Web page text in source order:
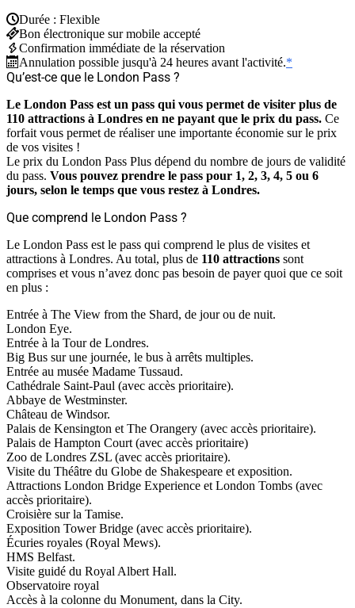
Durée : Flexible
Bon électronique sur mobile accepté
Confirmation immédiate de la réservation
Annulation possible jusqu'à 24 heures avant l'activité.*
Qu’est-ce que le London Pass ?
Le London Pass est un pass qui vous permet de visiter plus de
110 attractions à Londres en ne payant que le prix du pass. Ce
forfait vous permet de réaliser une importante économie sur le prix
de vos visites !
Le prix du London Pass Plus dépend du nombre de jours de validité
du pass. Vous pouvez prendre le pass pour 1, 2, 3, 4, 5 ou 6
jours, selon le temps que vous restez à Londres.
Que comprend le London Pass ?
Le London Pass est le pass qui comprend le plus de visites et
attractions à Londres. Au total, plus de 110 attractions sont
comprises et vous n’avez donc pas besoin de payer quoi que ce soit
en plus :
Entrée à The View from the Shard, de jour ou de nuit.
London Eye.
Entrée à la Tour de Londres.
Big Bus sur une journée, le bus à arrêts multiples.
Entrée au musée Madame Tussaud.
Cathédrale Saint-Paul (avec accès prioritaire).
Abbaye de Westminster.
Château de Windsor.
Palais de Kensington et The Orangery (avec accès prioritaire).
Palais de Hampton Court (avec accès prioritaire)
Zoo de Londres ZSL (avec accès prioritaire).
Visite du Théâtre du Globe de Shakespeare et exposition.
Attractions London Bridge Experience et London Tombs (avec
accès prioritaire).
Croisière sur la Tamise.
Exposition Tower Bridge (avec accès prioritaire).
Écuries royales (Royal Mews).
HMS Belfast.
Visite guidé du Royal Albert Hall.
Observatoire royal
Accès à la colonne du Monument, dans la City.